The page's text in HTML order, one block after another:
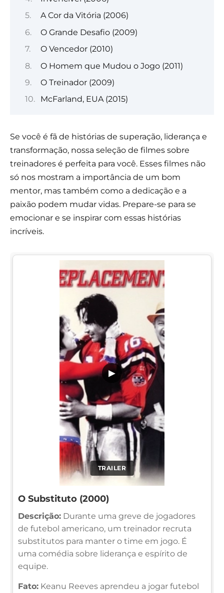
A Cor da Vitória (2006)
O Grande Desafio (2009)
O Vencedor (2010)
O Homem que Mudou o Jogo (2011)
O Treinador (2009)
McFarland, EUA (2015)
Se você é fã de histórias de superação, liderança e
transformação, nossa seleção de filmes sobre
treinadores é perfeita para você. Esses filmes não
só nos mostram a importância de um bom
mentor, mas também como a dedicação e a
paixão podem mudar vidas. Prepare-se para se
emocionar e se inspirar com essas histórias
incríveis.
TRAILER
▶
O Substituto (2000)
Descrição: Durante uma greve de jogadores
de futebol americano, um treinador recruta
substitutos para manter o time em jogo. É
uma comédia sobre liderança e espírito de
equipe.
Fato: Keanu Reeves aprendeu a jogar futebol